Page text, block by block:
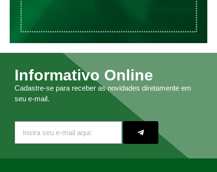
Informativo Online
Cadastre-se para receber as novidades diretamente em
seu e-mail.